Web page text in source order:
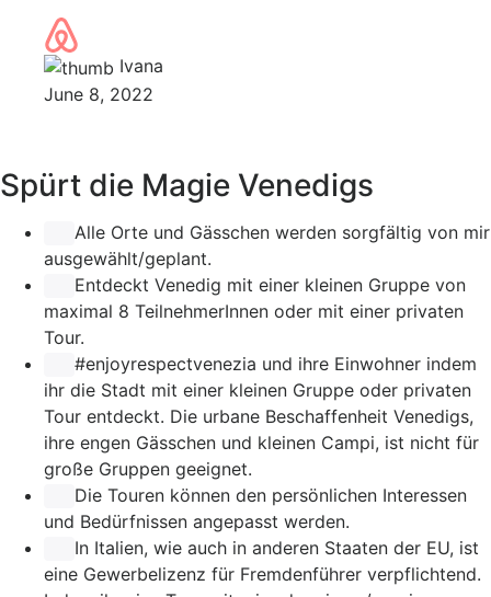
Ivana
June 8, 2022
Spürt die Magie Venedigs
Alle Orte und Gässchen werden sorgfältig von mir
ausgewählt/geplant.
Entdeckt Venedig mit einer kleinen Gruppe von
maximal 8 TeilnehmerInnen oder mit einer privaten
Tour.
#enjoyrespectvenezia und ihre Einwohner indem
ihr die Stadt mit einer kleinen Gruppe oder privaten
Tour entdeckt. Die urbane Beschaffenheit Venedigs,
ihre engen Gässchen und kleinen Campi, ist nicht für
große Gruppen geeignet.
Die Touren können den persönlichen Interessen
und Bedürfnissen angepasst werden.
In Italien, wie auch in anderen Staaten der EU, ist
eine Gewerbelizenz für Fremdenführer verpflichtend.